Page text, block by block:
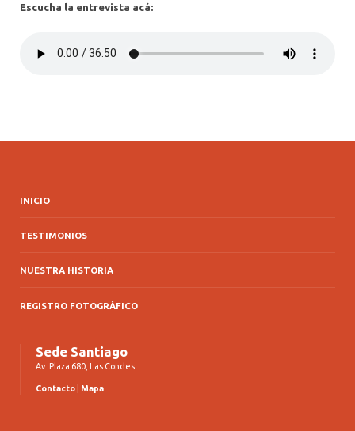
Escucha la entrevista acá:
INICIO
TESTIMONIOS
NUESTRA HISTORIA
REGISTRO FOTOGRÁFICO
Sede Santiago
Av. Plaza 680, Las Condes
Contacto Mapa